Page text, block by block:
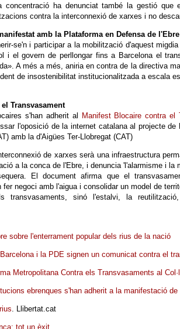
concentració ha denunciat també la gestió
contra la interconnexió de xarxes i no
amb la Plataforma en Defensa de l'Ebre
se'n i participar a la mobilització d'aquest
i el govern de perllongar fins a Barcelona el
A més a més, aniria en contra de la directiva
de insostenibilitat institucionalitzada a escala
Transvasament
s'han adherit al
Manifest Blocaire contra el
l'oposició de la internet catalana al projecte
amb la d'Aigües Ter-Llobregat (CAT)
de xarxes serà una infraestructura
a la conca de l'Ebre, i denuncia 'l'alarmisme i
El document afirma que el
fer negoci amb l'aigua i consolidar un model de
transvasaments, sinó l'estalvi, la
sobre l'enterrament popular dels rius de la nació
i la PDE signen un comunicat contra el
Metropolitana Contra els Transvasaments al
ebrenques s'han adherit a la manifestació de
. Llibertat.cat
tot un èxit